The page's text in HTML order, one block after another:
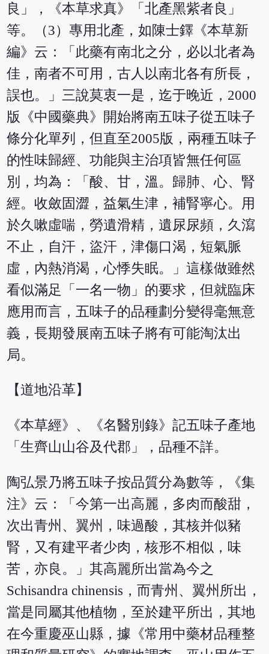
良」，《本草求真》「北產黑紫者良」
等。（3）專用北產，如陳士鐸《本草新
編》云：「此藥有南北之分，必以北者為
佳，南者不可用，古人以南北各有所長，
誤也。」三說莫衷一是，迄于晚近，2000
版《中國藥典》開始將南五味子從五味子
條分化單列，但直至2005版，兩種五味子
的性味歸經、功能與主治項皆無任何區
別，均為：「酸、甘，溫。歸肺、心、腎
經。收斂固澀，益氣生津，補腎寧心。用
於久嗽虛喘，勞遺滑精，遺尿尿頻，久瀉
不止，自汗，盜汗，津傷口渴，短氣脈
虛，內熱消渴，心悸失眠。」這樣做雖然
看似滿足「一名一物」的要求，但就臨床
應用而言，五味子的品種劃分變得毫無意
義，長期發展南五味子將有可能淘汰出
局。
【道地沿革】
《本草經》、《名醫別錄》記五味子產地
「生齊山山谷及代郡」，品種不詳。
陶弘景乃將五味子按品質分為數等，《集
注》云：「今第一出高麗，多肉而酸甜，
次出青州、翼州，味過酸，其核并似豬
腎，又有建平者少肉，核形不相似，味
苦，亦良。」其高麗所出當為今之
Schisandra chinensis，而青州、翼州所出，
當是同屬其他植物，至於建平所出，其地
在今重慶巫山縣，據《常用中藥材品種整